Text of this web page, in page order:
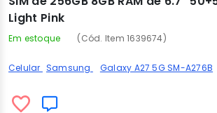
Light Pink
Em estoque (Cód. Item 1639674)
Celular Samsung Galaxy A27 5G SM-A276B